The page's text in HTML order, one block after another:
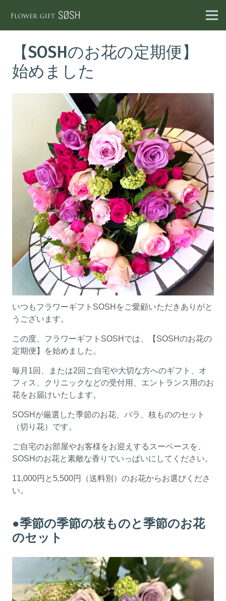
【SOSHのお花の定期便】
始めました
いつもフラワーギフトSOSHをご愛顧いただきありがと
うございます。
この度、フラワーギフトSOSHでは、【SOSHのお花の
定期便】を始めました。
毎月1回、または2回ご自宅や大切な方へのギフト、オ
フィス、クリニックなどの受付用、エントランス用のお
花をお届けいたします。
SOSHが厳選した季節のお花、バラ、枝もののセット
（切り花）です。
ご自宅のお部屋やお客様をお迎えするスーペースを、
SOSHのお花と素敵な香りでいっぱいにしてください。
11,000円と5,500円（送料別）のお花からお選びくださ
い。
●季節の季節の枝ものと季節のお花
のセット